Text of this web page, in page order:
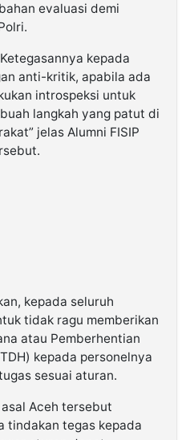
evaluasi demi
kepada
anti-kritik, apabila ada
introspeksi untuk
langkah yang patut di
jelas Alumni FISIP
kepada seluruh
tidak ragu memberikan
atau Pemberhentian
kepada personelnya
sesuai aturan.
Aceh tersebut
tindakan tegas kepada